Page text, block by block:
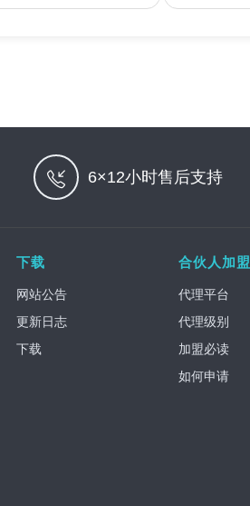
6×12小时售后支持
下载
网站公告
更新日志
下载
合伙人加盟
代理平台
代理级别
加盟必读
如何申请